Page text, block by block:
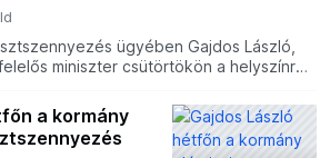
ügyében Gajdos László,
miniszter csütörtökön a helyszínre
a kormány